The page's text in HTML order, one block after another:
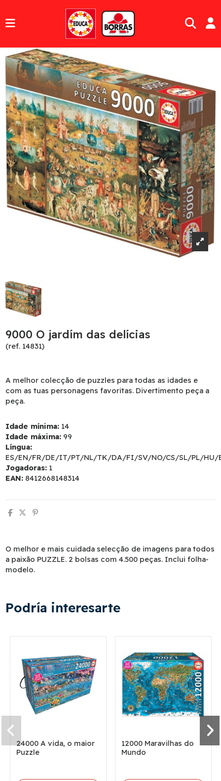
9000 O jardím das delícias
(ref. 14831)
A melhor colecção de puzzles para todas as idades e
com as tuas personagens favoritas. Divertimento peça a
peça.
Idade mínima: 14
Idade máxima: 99
Língua:
ES/EN/FR/DE/IT/PT/NL/TK/DA/FI/SV/NO/CS/SL/PL/HU/
Jogadoras: 1
EAN: 8412668148314
O melhor e mais cuidada selecção de imagens para todos
a paixão PUZZLE. 2 bolsas com 4.500 peças. Inclui folha-
modelo.
Podría interesarte
24000 A vida, o maior
Puzzle
12000 Maravilhas do
Mundo